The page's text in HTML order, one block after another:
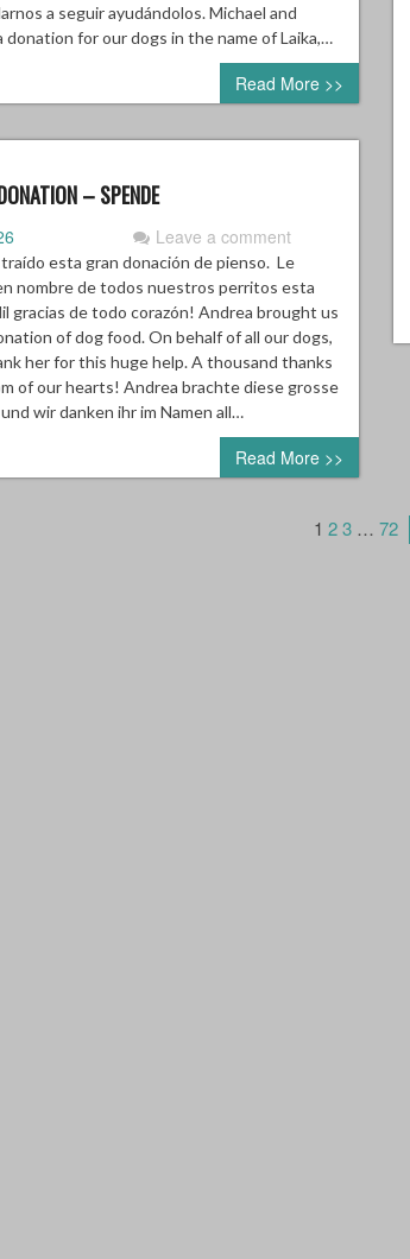
a seguir ayudándolos. Michael and
donation for our dogs in the name of Laika,…
Read More >>
– SPENDE
Leave a comment
esta gran donación de pienso. Le
nombre de todos nuestros perritos esta
gracias de todo corazón! Andrea brought us
of dog food. On behalf of all our dogs,
her for this huge help. A thousand thanks
of our hearts! Andrea brachte diese grosse
wir danken ihr im Namen all…
Read More >>
1 2 3 … 72